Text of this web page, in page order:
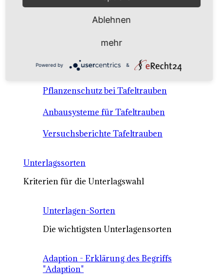
Anbausysteme & Recht
Tafeltrauben A-Z Sortenbeschreibungen
Tafeltraubenanbau - rechtliche
Voraussetzungen
Pflanzenschutz bei Tafeltrauben
Anbausysteme für Tafeltrauben
Versuchsberichte Tafeltrauben
Unterlagssorten
Kriterien für die Unterlagswahl
Unterlagen-Sorten
Die wichtigsten Unterlagensorten
Adaption - Erklärung des Begriffs
"Adaption"
Ablehnen
mehr
Powered by &